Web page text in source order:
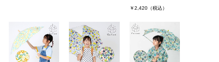
た。実物もとってもかわいくて、娘さんもそのお母さんも喜んでく
utakoさん（1件） 購入者
30代/女性 投稿日：2021年04月19日
￥2,420（税込）